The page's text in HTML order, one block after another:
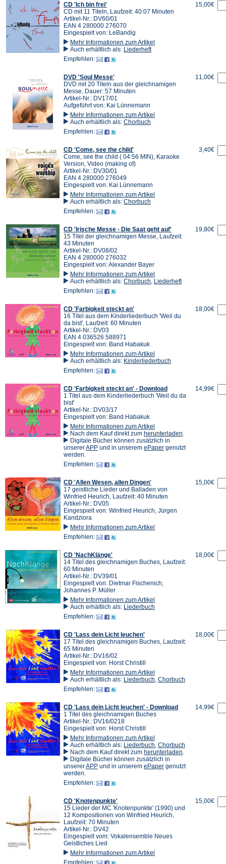
CD 'Ich bin frei'
CD mit 11 Titeln, Laufzeit: 40:07 Minuten
Artikel-Nr.: DV60/01
EAN 4 280000 276070
Eingespielt von: LeBandig
Mehr Informationen zum Artikel
Auch erhältlich als: Liederheft
Empfehlen:
15,00€
DVD 'Soul Messe'
DVD mit 20 Titeln aus der gleichnamigen
Messe, Dauer: 57 Minuten
Artikel-Nr.: DV17/01
Aufgeführt von: Kai Lünnemann
Mehr Informationen zum Artikel
Auch erhältlich als: Chorbuch
Empfehlen:
11,00€
CD 'Come, see the child'
Come, see the child ( 04:56 MIN), Karaoke
Version, Video (making of)
Artikel-Nr.: DV30/01
EAN 4 280000 276049
Eingespielt von: Kai Lünnemann
Mehr Informationen zum Artikel
Auch erhältlich als: Chorbuch
Empfehlen:
3,40€
CD 'Irische Messe - Die Saat geht auf'
15 Titel der gleichnamigen Messe, Laufzeit:
43 Minuten
Artikel-Nr.: DV08/02
EAN 4 280000 276032
Eingespielt von: Alexander Bayer
Mehr Informationen zum Artikel
Auch erhältlich als: Chorbuch Liederheft
Empfehlen:
19,80€
CD 'Farbigkeit steckt an'
16 Titel aus dem Kinderliederbuch 'Weil du
da bist', Laufzeit: 60 Minuten
Artikel-Nr.: DV03
EAN 4 036526 588971
Eingespielt von: Band Habakuk
Mehr Informationen zum Artikel
Auch erhältlich als: Kinderliederbuch
Empfehlen:
18,00€
CD 'Farbigkeit steckt an' - Download
1 Titel aus dem Kinderliederbuch 'Weil du da
bist'
Artikel-Nr.: DV03/17
Eingespielt von: Band Habakuk
Mehr Informationen zum Artikel
Nach dem Kauf direkt zum herunterladen
einem
Digitale Bücher können zusätzlich in
unsererAPP(Öffnet
einem
neuen
und in unserem ePaper(Öffnet
genutzt
werden.
Empfehlen:
14,99€
CD 'Allen Wesen, allen Dingen'
17 geistliche Lieder und Balladen von
Winfried Heurich, Laufzeit: 40 Minuten
Artikel-Nr.: DV05
Eingespielt von: Winfried Heurich, Jürgen
Kandziora
Mehr Informationen zum Artikel
Empfehlen:
15,00€
CD 'NachKlänge'
14 Titel des gleichnamigen Buches, Laufzeit:
60 Minuten
Artikel-Nr.: DV39/01
Eingespielt von: Dietmar Fischenich,
Johannes P. Müller
Mehr Informationen zum Artikel
Auch erhältlich als: Liederbuch
Empfehlen:
18,00€
CD 'Lass dein Licht leuchen'
17 Titel des gleichnamigen Buches, Laufzeit:
65 Minuten
Artikel-Nr.: DV16/02
Eingespielt von: Horst Christill
Mehr Informationen zum Artikel
Auch erhältlich als: Liederbuch Chorbuch
Empfehlen:
18,00€
CD 'Lass dein Licht leuchen' - Download
1 Titel des gleichnamigen Buches
Artikel-Nr.: DV16/0218
Eingespielt von: Horst Christill
Mehr Informationen zum Artikel
Auch erhältlich als: Liederbuch Chorbuch
Nach dem Kauf direkt zum herunterladen
einem
Digitale Bücher können zusätzlich in
unsererAPP(Öffnet
einem
neuen
und in unserem ePaper(Öffnet
genutzt
werden.
Empfehlen:
14,99€
CD 'Knotenpunkte'
15 Lieder der MC 'Knotenpunkte' (1990) und
12 Kompositionen von Winfried Heurich,
Laufzeit: 70 Minuten
Artikel-Nr.: DV42
Eingespielt vom: Vokalensemble Neues
Geistliches Lied
Mehr Informationen zum Artikel
Empfehlen:
15,00€